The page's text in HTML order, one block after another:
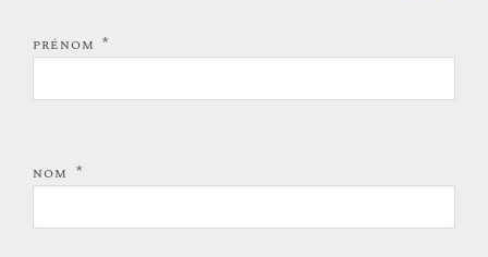
PRÉNOM *
NOM *